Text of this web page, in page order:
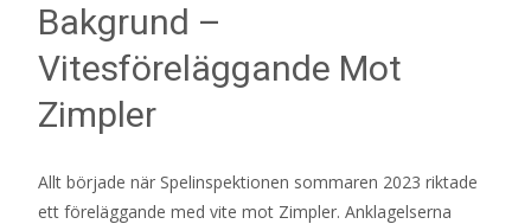
Bakgrund –
Vitesföreläggande Mot
Zimpler
Allt började när Spelinspektionen sommaren 2023 riktade
ett föreläggande med vite mot Zimpler. Anklagelserna